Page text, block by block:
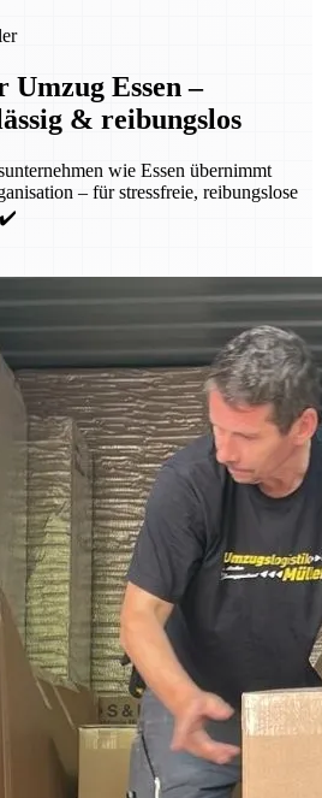
Umzug Essen –
& reibungslos
wie Essen übernimmt
– für stressfreie, reibungslose
✔️